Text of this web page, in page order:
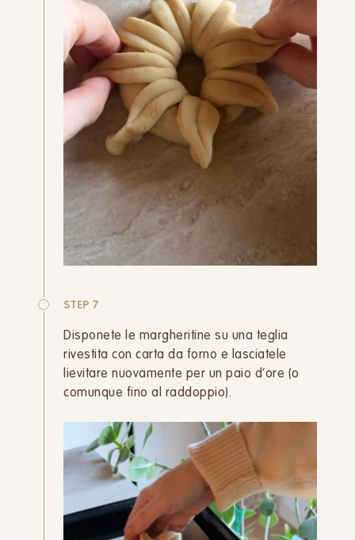
STEP 7
Disponete le margheritine su una teglia
rivestita con carta da forno e lasciatele
lievitare nuovamente per un paio d’ore (o
comunque fino al raddoppio).